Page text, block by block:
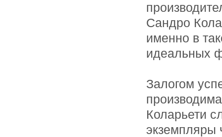
Сандро
именно в
идеальных
Залогом
Коларьети
экземпляры